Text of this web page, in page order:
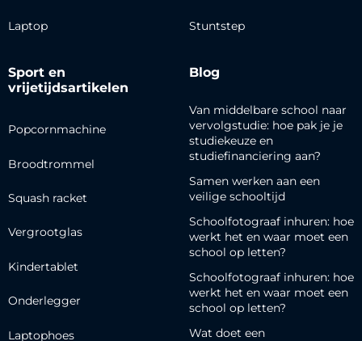
Laptop Stuntstep
Sport en
vrijetijdsartikelen
Popcornmachine
Broodtrommel
Squash racket
Vergrootglas
Kindertablet
Onderlegger
Laptophoes
Blog
Van middelbare school naar
vervolgstudie: hoe pak je je
studiekeuze en
studiefinanciering aan?
Samen werken aan een
veilige schooltijd
Schoolfotograaf inhuren: hoe
werkt het en waar moet een
school op letten?
Schoolfotograaf inhuren: hoe
werkt het en waar moet een
school op letten?
Wat doet een